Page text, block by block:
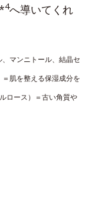
4へ導いてくれ
マンニトール、結晶セ
肌を整える保湿成分を
ロース）＝古い角質や